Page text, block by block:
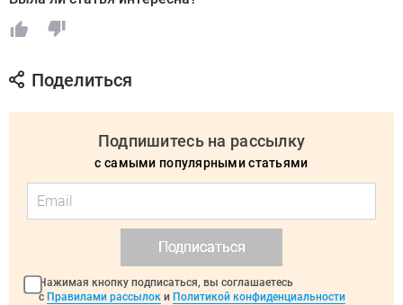
Поделиться
Подпишитесь на рассылку
с самыми популярными статьями
Подписаться
Нажимая кнопку подписаться, вы соглашаетесь
с Правилами рассылок и Политикой конфиденциальности